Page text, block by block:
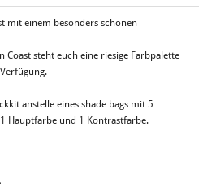
mit einem besonders schönen
Coast steht euch eine riesige Farbpalette
anstelle eines shade bags mit 5
Hauptfarbe und 1 Kontrastfarbe.